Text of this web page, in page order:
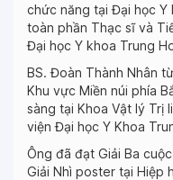
chức năng tại Đại học Y
toàn phần Thạc sĩ và
Đại học Y khoa Trung
BS. Đoàn Thành Nhân
Khu vực Miền núi phía
sàng tại Khoa Vật lý Trị
viện Đại học Y Khoa
Ông đã đạt Giải Ba
Giải Nhì poster tại Hiệp